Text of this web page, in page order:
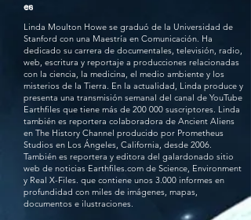
en
es
Linda Moulton Howe se graduó de la Universidad de
Stanford con una Maestría en Comunicación. Ha
dedicado su carrera de documentales, televisión, radio,
web, escritura y reportaje a producciones relacionadas
con la ciencia, la medicina, el medio ambiente y los
misterios de la Tierra. En la actualidad, Linda produce y
presenta una transmisión semanal del canal de YouTube
Earthfiles que tiene más de 200 000 suscriptores. Linda
también es reportera colaboradora de Ancient Aliens
en The History Channel producido por Prometheus
Studios en Los Ángeles, California, desde 2006.
También es reportera y editora del galardonado sitio
web de noticias Earthfiles.com de Science, Environment
y Real X-Files. que contiene unos 3.000 informes en
profundidad con miles de imágenes, mapas,
documentos e ilustraciones.